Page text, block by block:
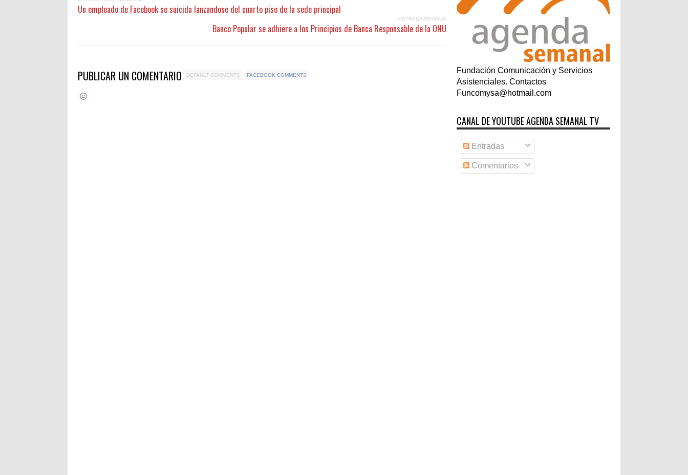
Un empleado de Facebook se suicida lanzandose del cuarto piso de la sede principal
ENTRADA ANTIGUA
Banco Popular se adhiere a los Principios de Banca Responsable de la ONU
PUBLICAR UN COMENTARIO DEFAULT COMMENTS FACEBOOK COMMENTS
Fundación Comunicación y Servicios
Asistenciales. Contactos
Funcomysa@hotmail.com
CANAL DE YOUTUBE AGENDA SEMANAL TV
Entradas
Comentarios